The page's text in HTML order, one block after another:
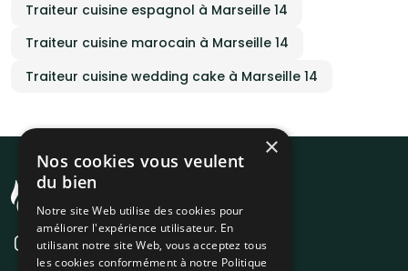
Traiteur cuisine espagnol à Marseille 14
Traiteur cuisine marocain à Marseille 14
Traiteur cuisine wedding cake à Marseille 14
×
Nos cookies vous veulent
du bien
Notre site Web utilise des cookies pour
améliorer l'expérience utilisateur. En
utilisant notre site Web, vous acceptez tous
les cookies conformément à notre Politique